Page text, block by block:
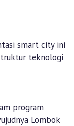
smart city ini
teknologi
program
Lombok